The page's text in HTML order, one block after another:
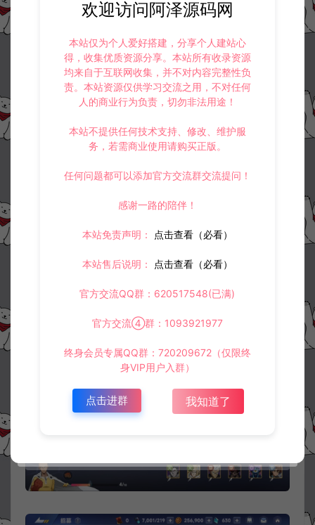
欢迎访问阿泽源码网
本站仅为个人爱好搭建，分享个人建站心
得，收集优质资源分享。本站所有收录资源
均来自于互联网收集，并不对内容完整性负
责。本站资源仅供学习交流之用，不对任何
人的商业行为负责，切勿非法用途！
本站不提供任何技术支持、修改、维护服
务，若需商业使用请购买正版。
任何问题都可以添加官方交流群交流提问！
感谢一路的陪伴！
本站免责声明： 点击查看（必看）
本站售后说明： 点击查看（必看）
官方交流QQ群：620517548(已满)
官方交流④群：1093921977
终身会员专属QQ群：720209672（仅限终
身VIP用户入群）
点击进群 我知道了